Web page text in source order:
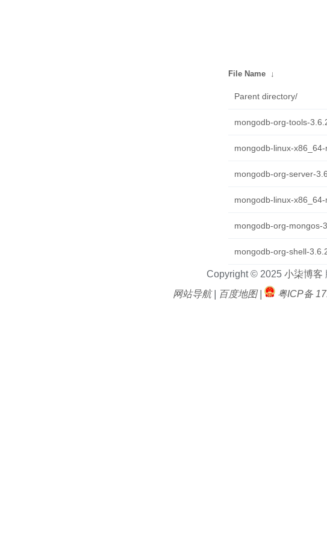
File Name ↓
Parent directory/
mongodb-org-tools-
mongodb-linux-
mongodb-org-server-
mongodb-linux-
mongodb-org-mongos-
mongodb-org-shell-
Copyright © 2025 小柒博客
网站导航| 百度地图| 粤ICP备